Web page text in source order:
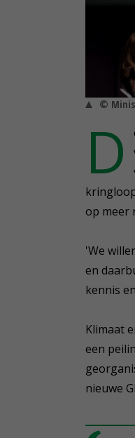
©
D
op meer
'We
en
kennis
Klimaat
een
nieuwe